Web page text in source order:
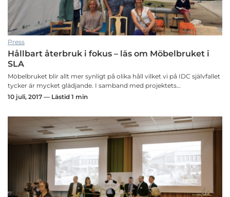
Press
Hållbart återbruk i fokus – läs om Möbelbruket i
SLA
Möbelbruket blir allt mer synligt på olika håll vilket vi på IDC självfallet
tycker är mycket glädjande. I samband med projektets…
10 juli, 2017 — Lästid 1 min